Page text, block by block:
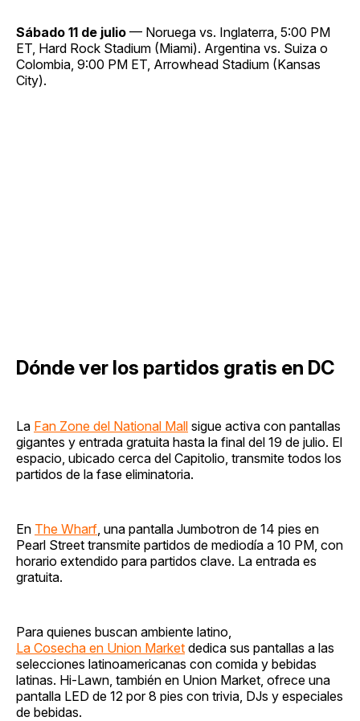
Sábado 11 de julio — Noruega vs. Inglaterra, 5:00 PM
ET, Hard Rock Stadium (Miami). Argentina vs. Suiza o
Colombia, 9:00 PM ET, Arrowhead Stadium (Kansas
City).
Dónde ver los partidos gratis en DC
La Fan Zone del National Mall sigue activa con pantallas
gigantes y entrada gratuita hasta la final del 19 de julio. El
espacio, ubicado cerca del Capitolio, transmite todos los
partidos de la fase eliminatoria.
En The Wharf , una pantalla Jumbotron de 14 pies en
Pearl Street transmite partidos de mediodía a 10 PM, con
horario extendido para partidos clave. La entrada es
gratuita.
Para quienes buscan ambiente latino,
La Cosecha en Union Market dedica sus pantallas a las
selecciones latinoamericanas con comida y bebidas
latinas. Hi-Lawn, también en Union Market, ofrece una
pantalla LED de 12 por 8 pies con trivia, DJs y especiales
de bebidas.